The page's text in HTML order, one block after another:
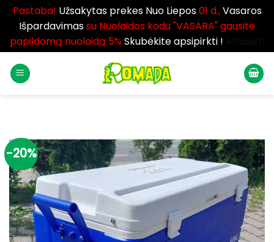
Pastaba! Užsakytas prekes Nuo Liepos01 d.,Vasaros
Išpardavimassu Nuolaidos kodu "VASARA" gausite
papildomą nuolaidą 5%Skubėkite apsipirkti !
-20%